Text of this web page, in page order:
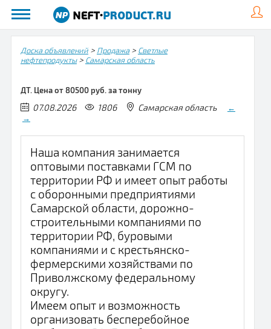
Доска объявлений> Продажа> Светлые
нефтепродукты> Самарская область
ДТ. Цена от 80500 руб. за тонну
07.08.2026 1806 Самарская область
←
→
Наша компания занимается
оптовыми поставками ГСМ по
территории РФ и имеет опыт работы
с оборонными предприятиями
Самарской области, дорожно-
строительными компаниями по
территории РФ, буровыми
компаниями и с крестьянско-
фермерскими хозяйствами по
Приволжскому федеральному
округу.
Имеем опыт и возможность
организовать бесперебойное